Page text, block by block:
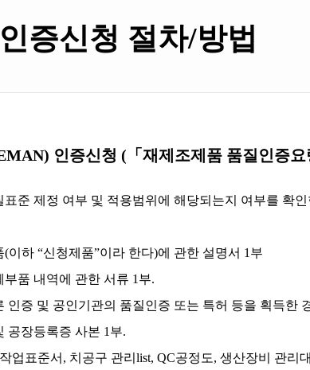
증신청 절차/방법
인증신청 (「재제조제품 품질인증요
준 제정 여부 및 적용범위에 해당되는지 여부를 확
(이하 “신청제품”이라 한다)에 관한 설명서 1부
부품 내역에 관한 서류 1부.
인증 및 공인기관의 품질인증 또는 특허 등을 획득한
공장등록증 사본 1부.
업표준서, 치공구 관리list, QC공정도, 생산장비 관리